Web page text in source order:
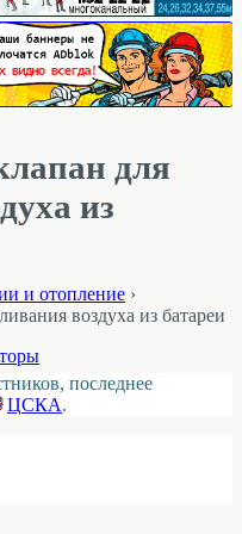
для
из
и отопление ›
воздуха из батареи
последнее
ЦСКА.